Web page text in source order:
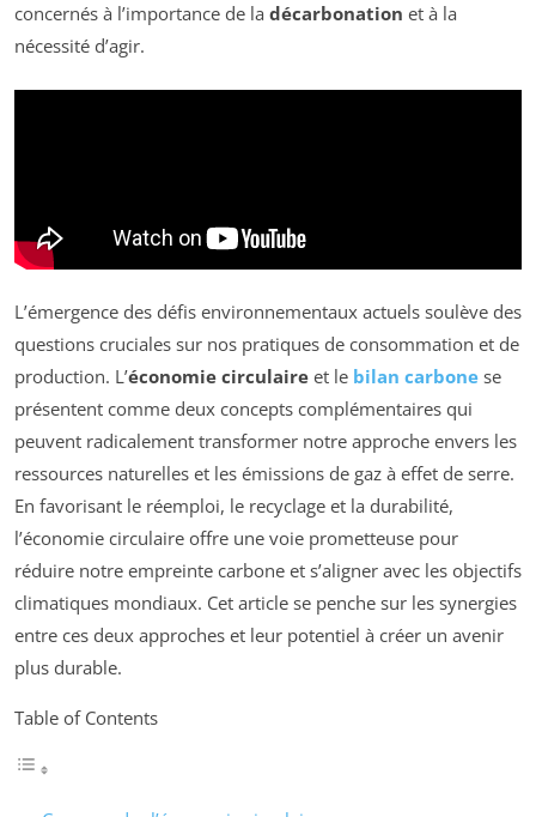
concernés à l’importance de la décarbonation et à la
nécessité d’agir.
L’émergence des défis environnementaux actuels soulève des
questions cruciales sur nos pratiques de consommation et de
production. L’économie circulaire et le bilan carbone se
présentent comme deux concepts complémentaires qui
peuvent radicalement transformer notre approche envers les
ressources naturelles et les émissions de gaz à effet de serre.
En favorisant le réemploi, le recyclage et la durabilité,
l’économie circulaire offre une voie prometteuse pour
réduire notre empreinte carbone et s’aligner avec les objectifs
climatiques mondiaux. Cet article se penche sur les synergies
entre ces deux approches et leur potentiel à créer un avenir
plus durable.
Table of Contents